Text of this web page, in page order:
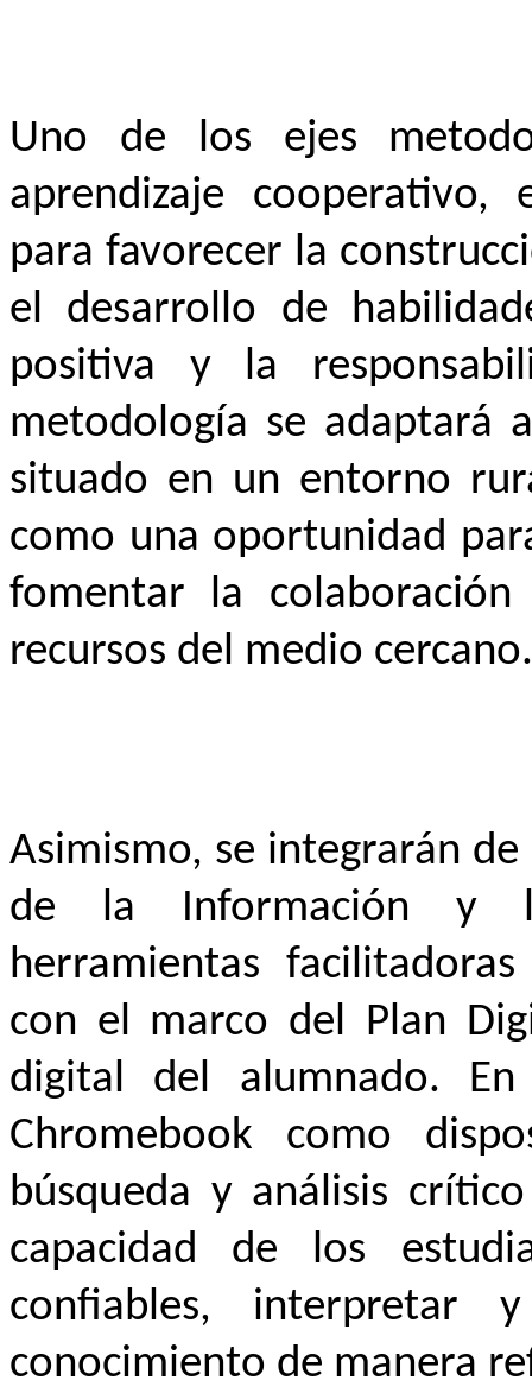
Uno de los ejes
aprendizaje cooperativo,
para favorecer la
el desarrollo de
positiva y la
metodología se adaptará
situado en un entorno
como una oportunidad
fomentar la
recursos del medio cercano.
Asimismo, se integrarán
de la Información y
herramientas
con el marco del Plan
digital del alumnado.
Chromebook como
búsqueda y análisis
capacidad de los
confiables, interpretar
conocimiento de manera